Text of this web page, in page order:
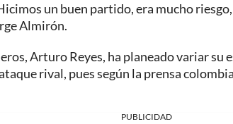
un buen partido, era mucho
Almirón.
Arturo Reyes, ha planeado variar su
rival, pues según la prensa
PUBLICIDAD